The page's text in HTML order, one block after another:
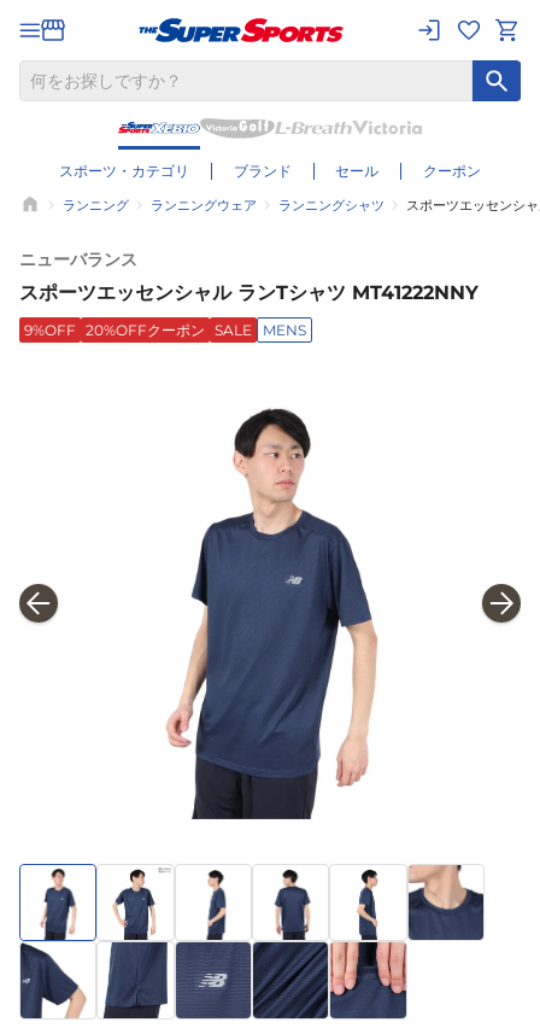
スポーツ・カテゴリ ブランド セール クーポン
ランニング ランニングウェア ランニングシャツ スポーツエッセンシ
ニューバランス
スポーツエッセンシャル ランTシャツ MT41222NNY
9%OFF 20%OFFクーポン SALE MENS